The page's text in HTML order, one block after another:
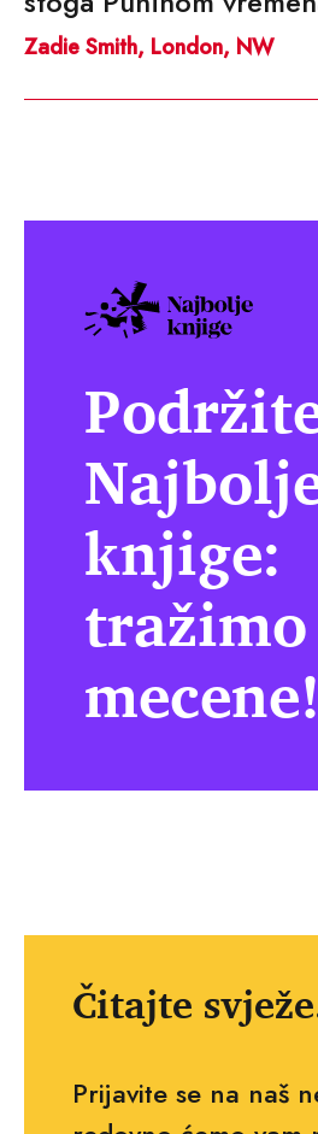
Zadie Smith, London, NW
knjige:
tražimo
mecene!
Čitajte
Prijavite se na naš